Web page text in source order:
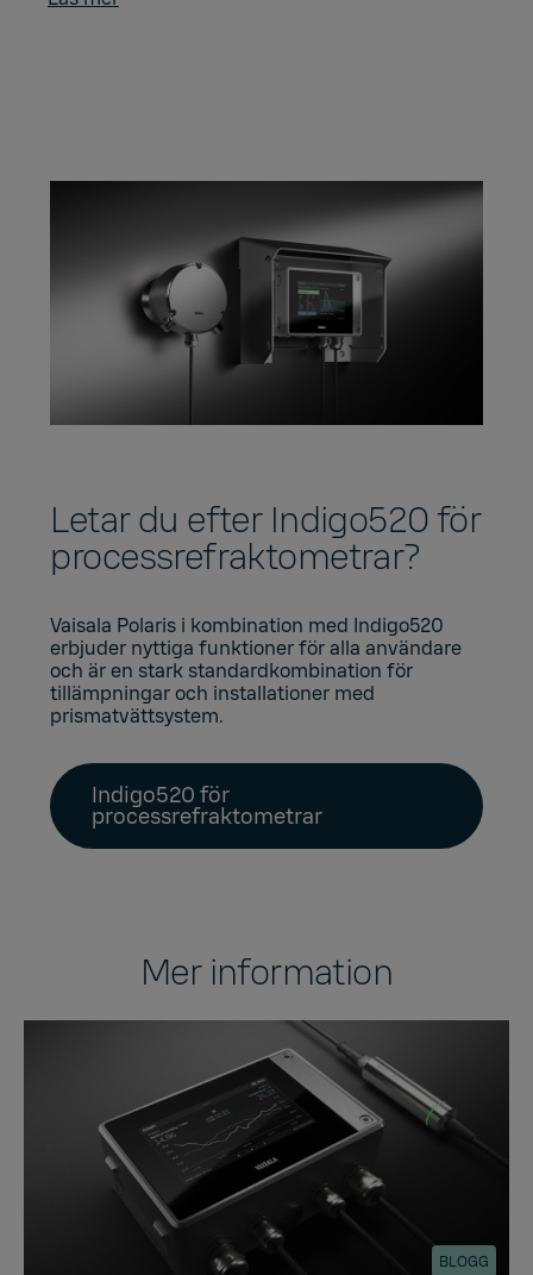
Letar du efter Indigo520 för
processrefraktometrar?
Vaisala Polaris i kombination med Indigo520
erbjuder nyttiga funktioner för alla användare
och är en stark standardkombination för
tillämpningar och installationer med
prismatvättsystem.
Indigo520 för
processrefraktometrar
Mer information
BLOGG